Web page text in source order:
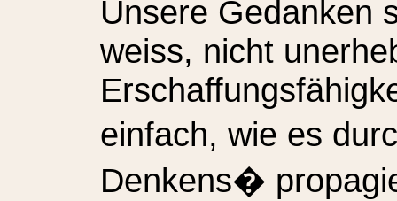
Unsere Gedanken
weiss, nicht
einfach, wie es
Denkens�